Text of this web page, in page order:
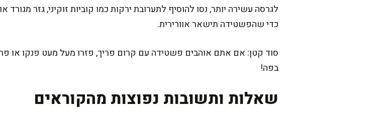
לגרסה עשירה יותר, נסו להוסיף לתערובת ירקות כמו קוביות זוקיני, גזר
כדי שהפשטידה תישאר אוורירית.
סוד קטן: אם אתם אוהבים פשטידה עם קרום פריך, פזרו מעל מעט פנקו או
בפה!
שאלות ותשובות נפוצות מהקוראים